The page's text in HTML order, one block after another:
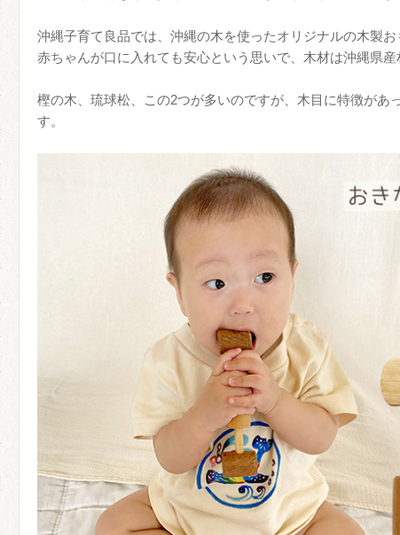
沖縄子育て良品では、沖縄の木を使ったオリジナルの木製お
赤ちゃんが口に入れても安心という思いで、木材は沖縄県産
樫の木、琉球松、この2つが多いのですが、木目に特徴があ
す。